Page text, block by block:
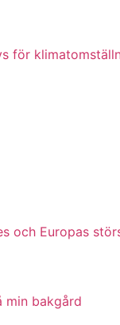
för
och Europas
min bakgård